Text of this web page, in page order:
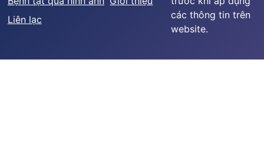
Liên lạc
các thông tin trên
website.